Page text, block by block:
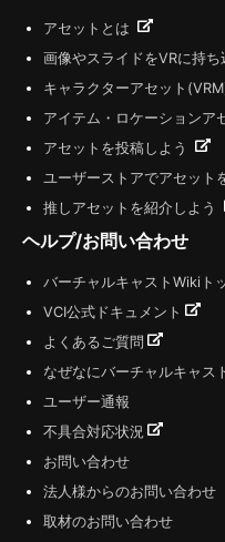
アセットとは
画像やスライドをVRに持ち
キャラクターアセット
アイテム・ロケーションア
アセットを投稿しよう
ユーザーストアでアセット
推しアセットを紹介しよう
ヘルプ/お問い合わせ
バーチャルキャストWikiト
VCI公式ドキュメント
よくあるご質問
なぜなにバーチャルキャス
ユーザー通報
不具合対応状況
お問い合わせ
法人様からのお問い合わせ
取材のお問い合わせ